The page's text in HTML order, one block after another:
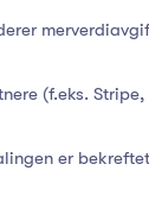
(f.eks. Stripe,
er